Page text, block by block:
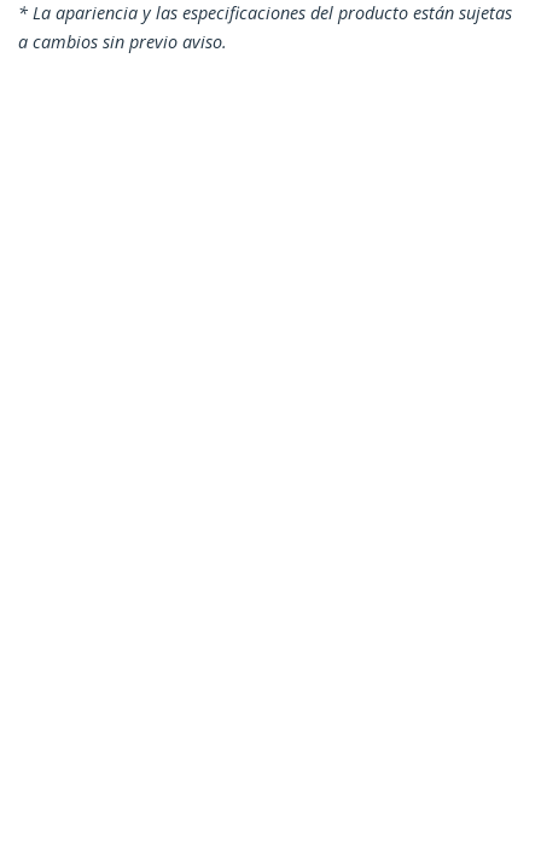
* La apariencia y las especificaciones del producto están sujetas
a cambios sin previo aviso.